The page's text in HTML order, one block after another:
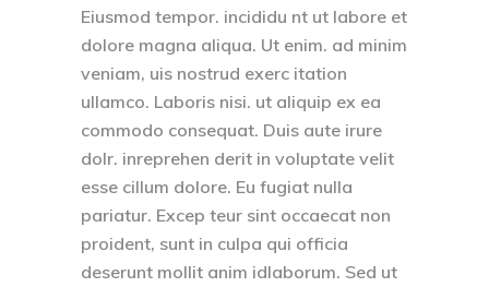
Eiusmod tempor. incididu nt ut labore et
dolore magna aliqua. Ut enim. ad minim
veniam, uis nostrud exerc itation
ullamco. Laboris nisi. ut aliquip ex ea
commodo consequat. Duis aute irure
dolr. inreprehen derit in voluptate velit
esse cillum dolore. Eu fugiat nulla
pariatur. Excep teur sint occaecat non
proident, sunt in culpa qui officia
deserunt mollit anim idlaborum. Sed ut